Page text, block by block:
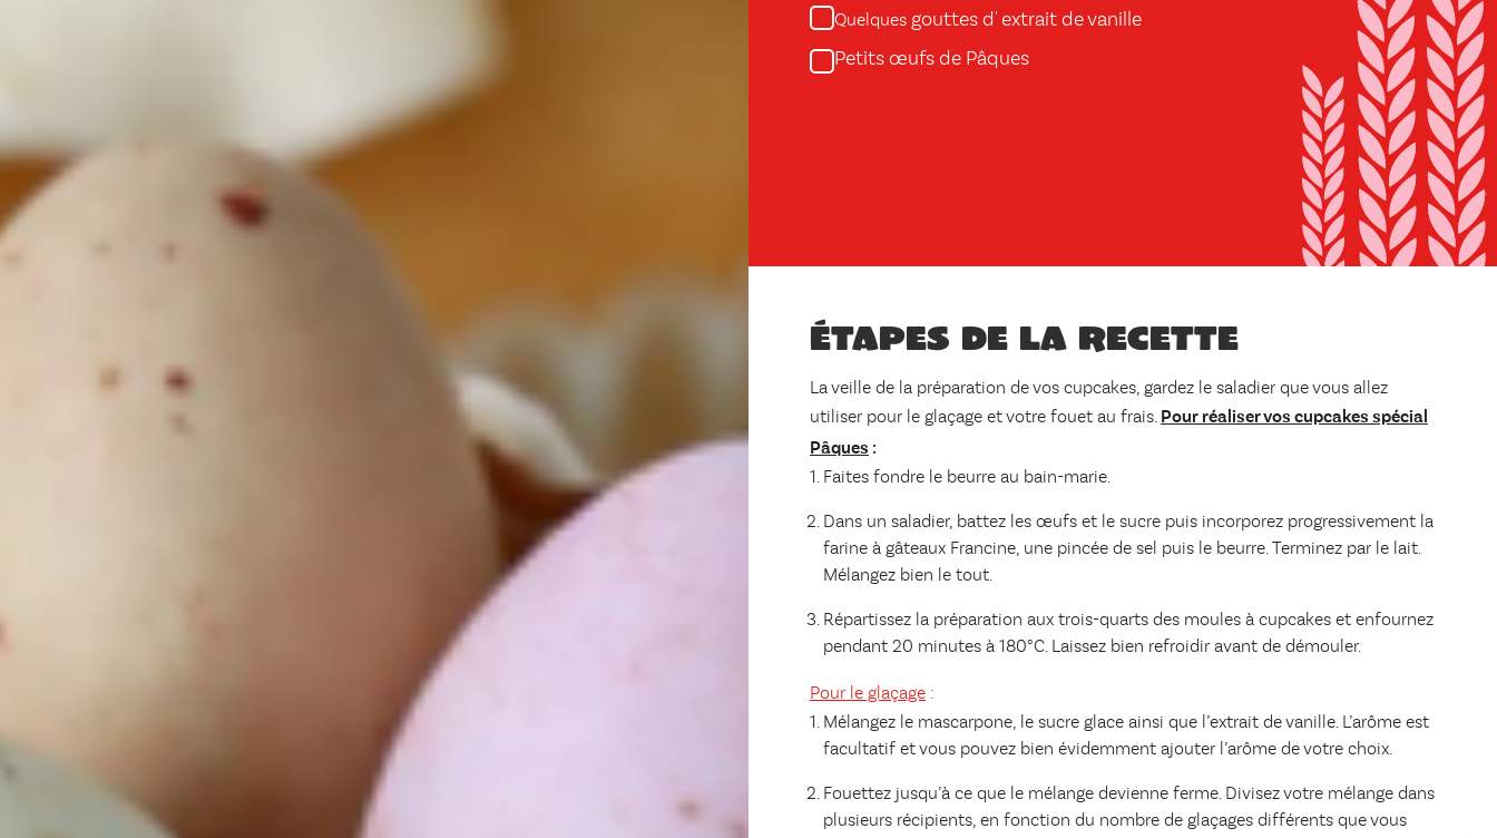
Quelques gouttes d' extrait de vanille
Petits œufs de Pâques
Étapes de la recette
La veille de la préparation de vos cupcakes, gardez le saladier que vous allez
utiliser pour le glaçage et votre fouet au frais. Pour réaliser vos cupcakes spécial
Pâques :
Faites fondre le beurre au bain-marie.
Dans un saladier, battez les œufs et le sucre puis incorporez progressivement la
farine à gâteaux Francine, une pincée de sel puis le beurre. Terminez par le lait.
Mélangez bien le tout.
Répartissez la préparation aux trois-quarts des moules à cupcakes et enfournez
pendant 20 minutes à 180°C. Laissez bien refroidir avant de démouler.
Pour le glaçage :
Mélangez le mascarpone, le sucre glace ainsi que l’extrait de vanille. L’arôme est
facultatif et vous pouvez bien évidemment ajouter l’arôme de votre choix.
Fouettez jusqu’à ce que le mélange devienne ferme. Divisez votre mélange dans
plusieurs récipients, en fonction du nombre de glaçages différents que vous